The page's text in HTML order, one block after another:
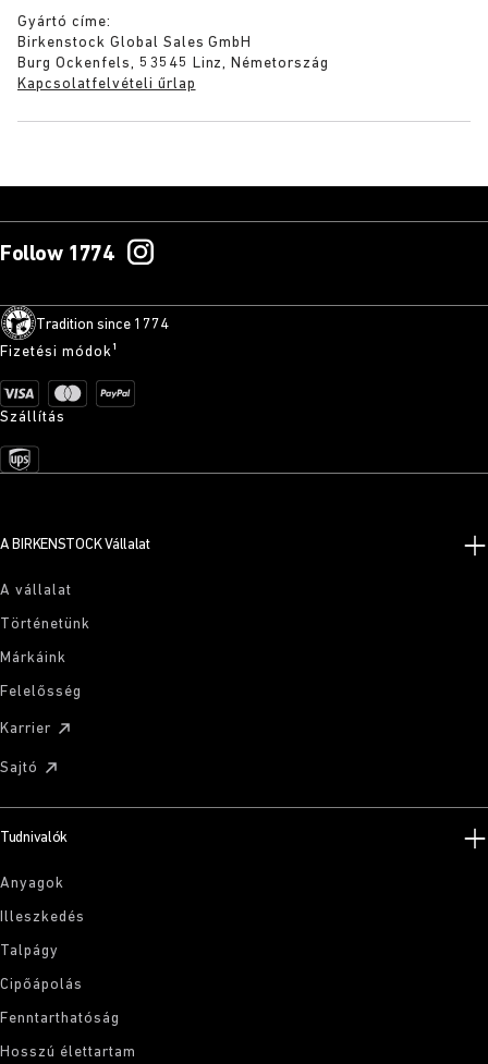
Gyártó címe:
Birkenstock Global Sales GmbH
Burg Ockenfels, 53545 Linz, Németország
Kapcsolatfelvételi űrlap
Follow 1774
Tradition since 1774
Fizetési módok¹
Szállítás
A BIRKENSTOCK Vállalat
A vállalat
Történetünk
Márkáink
Felelősség
Karrier
Sajtó
Tudnivalók
Anyagok
Illeszkedés
Talpágy
Cipőápolás
Fenntarthatóság
Hosszú élettartam